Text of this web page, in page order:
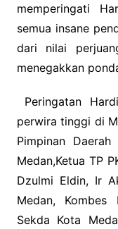
memperingati
semua insane
dari nilai
menegakkan
Peringatan
perwira tinggi di
Pimpinan
Medan,Ketua TP
Dzulmi Eldin, Ir
Medan, Kombes
Sekda Kota